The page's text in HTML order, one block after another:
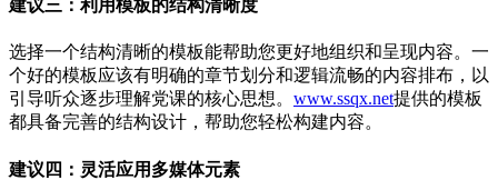
建议三：利用模板的结构清晰度
选择一个结构清晰的模板能帮助您更好地组织和呈现内容。一
个好的模板应该有明确的章节划分和逻辑流畅的内容排布，以
引导听众逐步理解党课的核心思想。 www.ssqx.net提供的模板
都具备完善的结构设计，帮助您轻松构建内容。
建议四：灵活应用多媒体元素